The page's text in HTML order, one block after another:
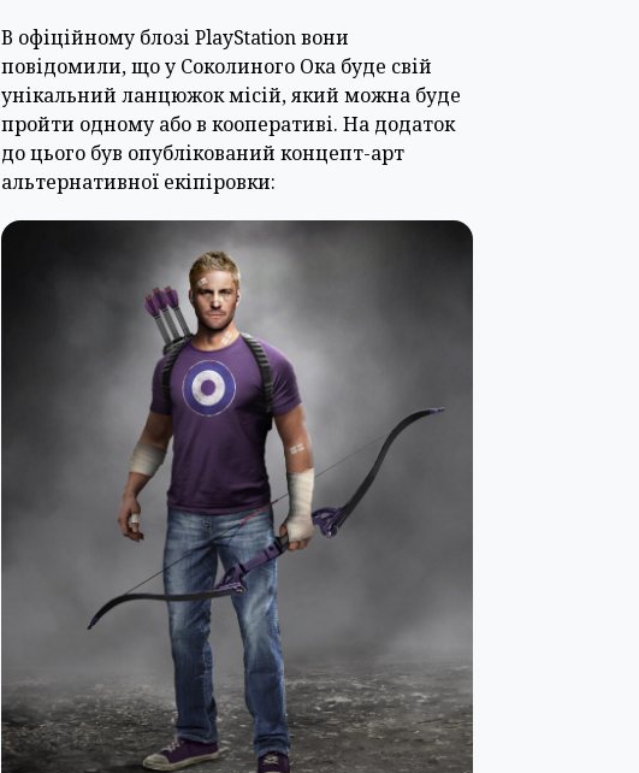
В офіційному блозі PlayStation вони
повідомили, що у Соколиного Ока буде свій
унікальний ланцюжок місій, який можна буде
пройти одному або в кооперативі. На додаток
до цього був опублікований концепт-арт
альтернативної екіпіровки: